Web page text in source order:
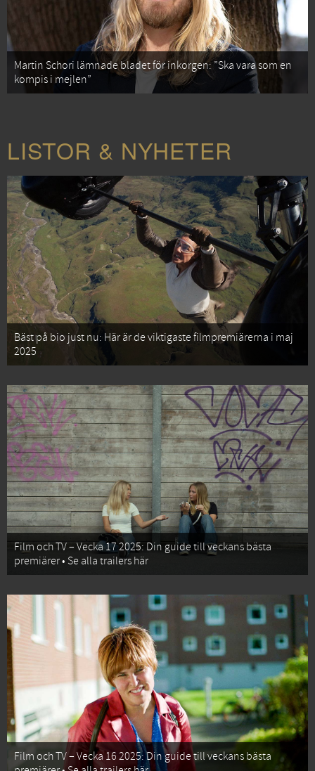
Martin Schori lämnade bladet för inkorgen: ”Ska vara som en
kompis i mejlen”
LISTOR & NYHETER
Bäst på bio just nu: Här är de viktigaste filmpremiärerna i maj
2025
Film och TV – Vecka 17 2025: Din guide till veckans bästa
premiärer • Se alla trailers här
Film och TV – Vecka 16 2025: Din guide till veckans bästa